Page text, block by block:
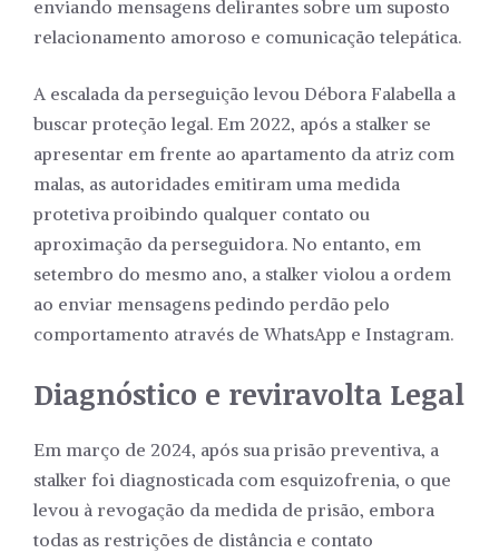
enviando mensagens delirantes sobre um suposto
relacionamento amoroso e comunicação telepática.
A escalada da perseguição levou Débora Falabella a
buscar proteção legal. Em 2022, após a stalker se
apresentar em frente ao apartamento da atriz com
malas, as autoridades emitiram uma medida
protetiva proibindo qualquer contato ou
aproximação da perseguidora. No entanto, em
setembro do mesmo ano, a stalker violou a ordem
ao enviar mensagens pedindo perdão pelo
comportamento através de WhatsApp e Instagram.
Diagnóstico e reviravolta Legal
Em março de 2024, após sua prisão preventiva, a
stalker foi diagnosticada com esquizofrenia, o que
levou à revogação da medida de prisão, embora
todas as restrições de distância e contato